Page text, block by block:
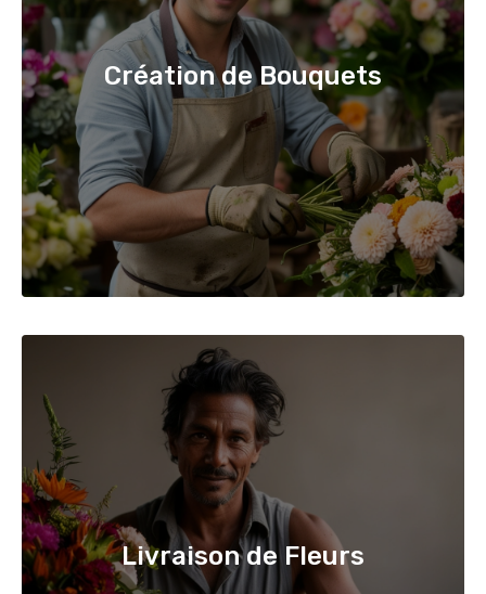
Création de Bouquets
Livraison de Fleurs